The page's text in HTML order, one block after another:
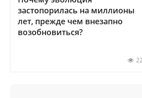
застопорилась на миллионы
лет, прежде чем внезапно
возобновиться?